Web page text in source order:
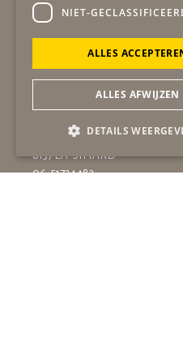
Secretariaatgob
Winston Churchilllaan 19
6137 EA SITTARD
06-51724483
NIET-
ALLES
ALLES AFWIJZEN
DETAILS